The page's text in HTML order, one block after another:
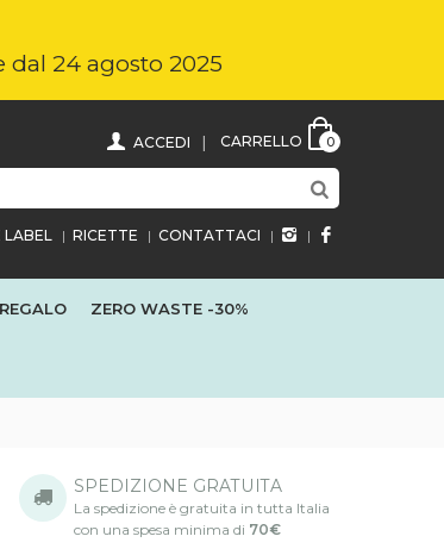
24 agosto 2025
0
CARRELLO
ACCEDI
CONTATTACI
RICETTE
LABEL
ZERO WASTE -30%
SPEDIZIONE GRATUITA
La spedizione è gratuita in tutta Italia
con una spesa minima di 70€